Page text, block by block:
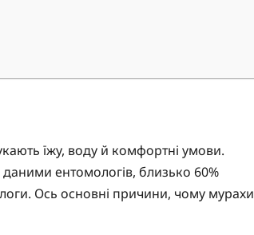
їжу, воду й комфортні умови.
ентомологів, близько 60%
Ось основні причини, чому мурахи